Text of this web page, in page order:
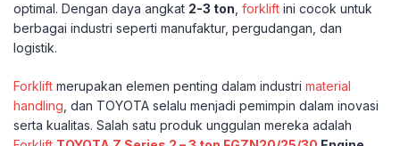
optimal. Dengan daya angkat 2-3 ton forklift ini cocok untuk
berbagai industri seperti manufaktur, pergudangan, dan
logistik.
Forklift merupakan elemen penting dalam industri material
handling , dan TOYOTA selalu menjadi pemimpin dalam inovasi
serta kualitas. Salah satu produk unggulan mereka adalah